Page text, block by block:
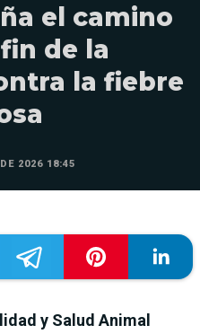
el camino
de la
la fiebre
2026 18:45
y Salud Animal